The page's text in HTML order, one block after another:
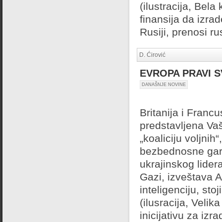
(ilustracija, Bela
finansija da
Rusiji, prenosi
D. Ćirović
EVROPA PRAVI
DANAŠNJE NOVINE
Britanija i
predstavljena
„koaliciju
bezbednosne
ukrajinskog
Gazi, izveštava
inteligenciju,
(ilusracija,
inicijativu za